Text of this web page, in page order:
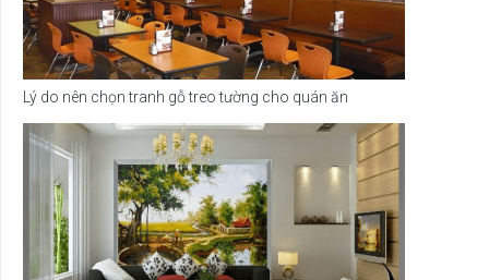
Lý do nên chọn tranh gỗ treo tường cho quán ăn